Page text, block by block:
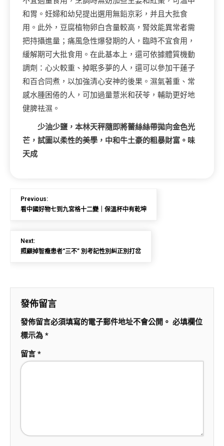
和胃。妊婦和幼兒提出選用無鉛京彩，并且大批食
用。此外，豆腐植物卵白含量較高，腎效能異常者需
把持攝進量；痛風急性爆發期的人，臨時不宜食用，
緩解期可大批食用。在此基本上，還可依據體質機動
調劑：心火較重、掉眠多夢的人，還可以參加干蓮子
和百合同煮，以加強清心安神的後果。濕氣著重、常
感水腫困倦的人，可加過量薏米和茯苓，輔助更好地
健脾祛濕。
少油少鹽，本林天秤隨即將蕾絲絲帶拋向金色光
芒，試圖以柔性的美學，中和牛土豪的粗暴財富。味
天成
Previous:
看中國好物七到九宮格十二變｜保溫杯中有乾坤
Next:
照顧掉智癥患者“三不” 別考記性別糾正別打岔
發佈留言
發佈留言必須填寫的電子郵件地址不會公開。 必填欄位
標示為 *
留言 *